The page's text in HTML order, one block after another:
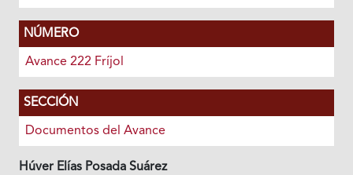
NÚMERO
Avance 222 Fríjol
SECCIÓN
Documentos del Avance
Húver Elías Posada Suárez